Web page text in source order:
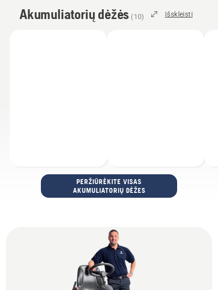
Akumuliatorių dėžės (10) Išskleisti
PERŽIŪRĖKITE VISAS
AKUMULIATORIŲ DĖŽES